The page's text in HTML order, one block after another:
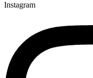
Instagram